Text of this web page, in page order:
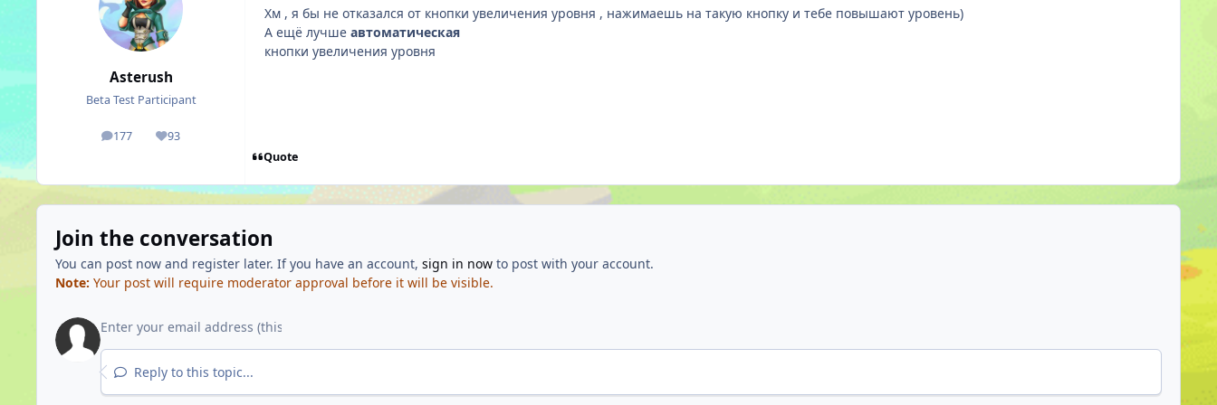
Asterush
Beta Test Participant
177
posts 93
Reputation
Хм , я бы не отказался от кнопки увеличения уровня , нажимаешь на такую кнопку и тебе повышают уровень)
А ещё лучше автоматическая
кнопки увеличения уровня
Quote
Join the conversation
You can post now and register later. If you have an account, sign in nowto post with your account.
Note: Your post will require moderator approval before it will be visible.
Reply to this topic...